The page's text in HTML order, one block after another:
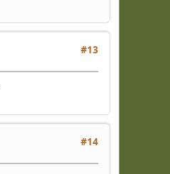
#13
#14